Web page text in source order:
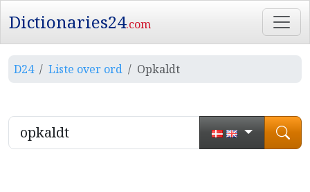
Dictionaries24.com
D24 Liste over ord Opkaldt